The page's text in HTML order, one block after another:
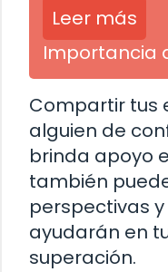
Leer más
Importancia
Compartir tus
alguien de
brinda apoyo
también
perspectivas
ayudarán en
superación.